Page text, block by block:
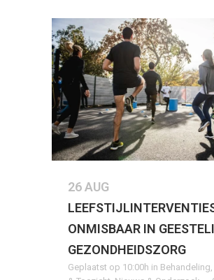
26 AUG
ONMISBAAR IN
GEZONDHEIDSZORG
Geplaatst op 10:00h in Behandeling,